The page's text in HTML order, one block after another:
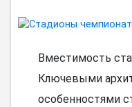
Вместимость
Ключевыми
особенностями